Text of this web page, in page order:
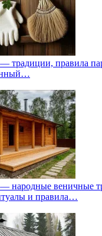
— традиции, правила
— народные веничные
и правила…